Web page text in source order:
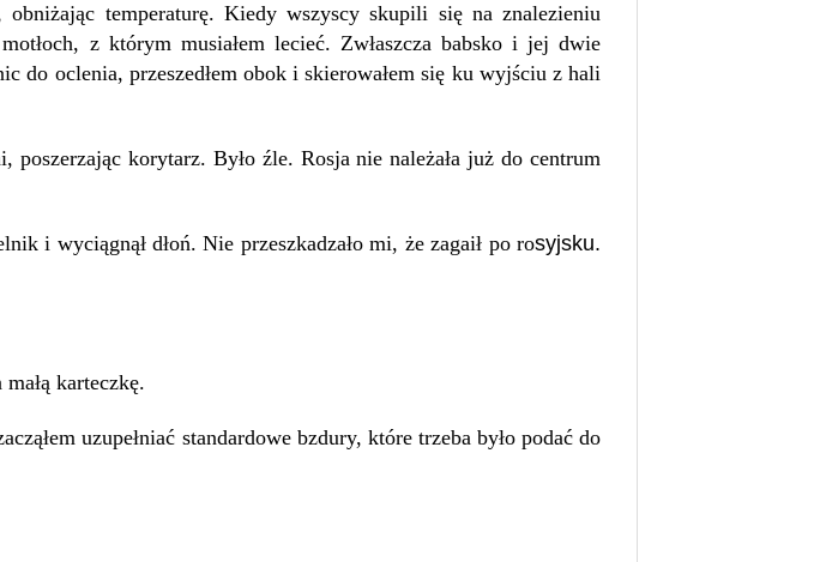
temperaturę. Kiedy wszyscy skupili się na znalezieniu
z którym musiałem lecieć. Zwłaszcza babsko i jej dwie
do oclenia, przeszedłem obok i skierowałem się ku wyjściu z hali
korytarz. Było źle. Rosja nie należała już do centrum
i wyciągnął dłoń. Nie przeszkadzało mi, że zagaił po rosyjsku.
karteczkę.
uzupełniać standardowe bzdury, które trzeba było podać do